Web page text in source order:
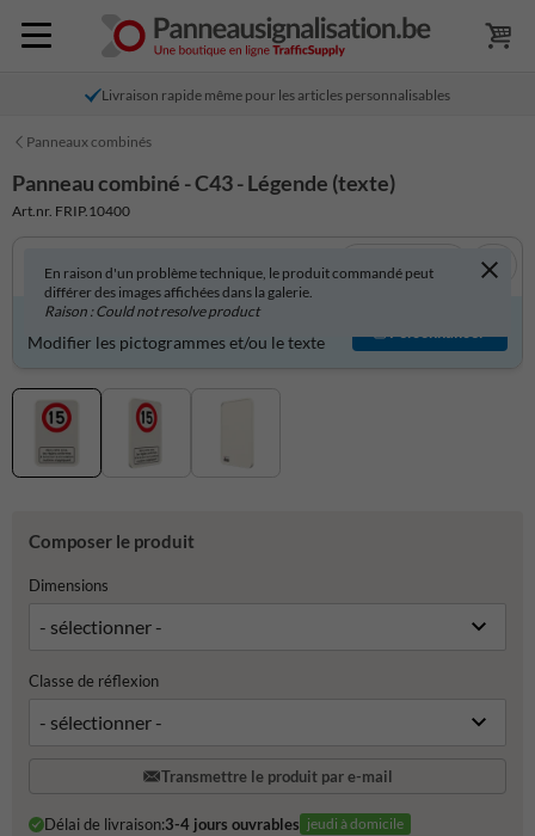
Livraison rapide même pour les articles personnalisables
Panneaux combinés
Panneau combiné - C43 - Légende (texte)
Art.nr. FRIP.10400
En raison d'un problème technique, le produit commandé peut
différer des images affichées dans la galerie.
Raison : Could not resolve product
Voir en 3D
Produit personnalisable ?
Modifier les pictogrammes et/ou le texte
Personnaliser
Composer le produit
Dimensions
Classe de réflexion
Transmettre le produit par e-mail
Délai de livraison:3-4 jours ouvrables jeudi à domicile